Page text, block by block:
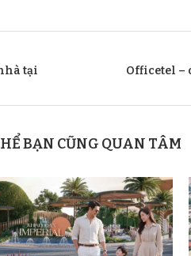
tại
Officetel –
BẠN CŨNG QUAN TÂM